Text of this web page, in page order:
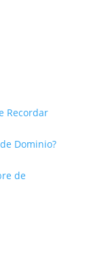
Recordar
Dominio?
de